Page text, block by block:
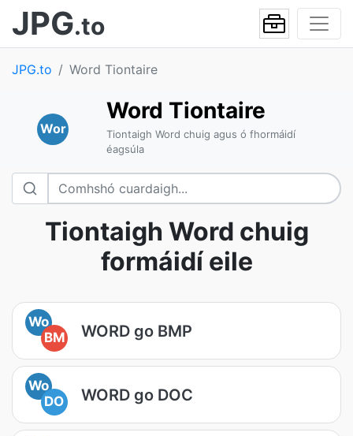
JPG.to
JPG.to Word Tiontaire
Wor
Word Tiontaire
Tiontaigh Word chuig agus ó fhormáidí
éagsúla
Tiontaigh Word chuig
formáidí eile
Wo
BM
WORD go BMP
Wo
DO
WORD go DOC